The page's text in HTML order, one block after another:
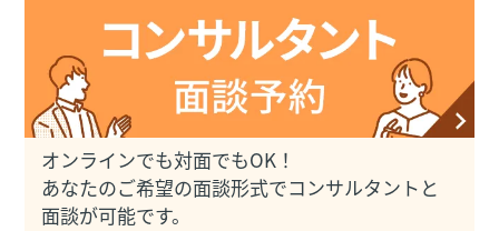
オンラインでも対面でもOK！
あなたのご希望の面談形式でコンサルタントと
面談が可能です。